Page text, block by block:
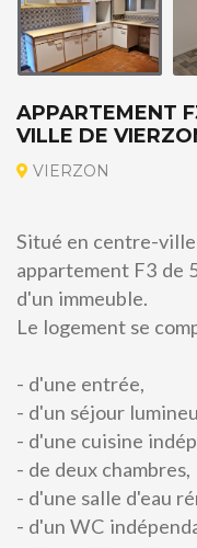
APPARTEMENT
VILLE DE
VIERZON
Situé en centre-
appartement F3 de
d'un immeuble.
Le logement se
- d'une entrée,
- d'un séjour
- d'une cuisine
- de deux chambres,
- d'une salle d'eau
- d'un WC